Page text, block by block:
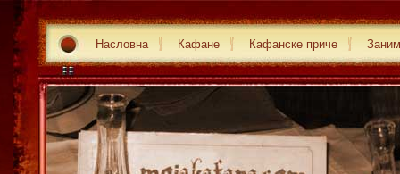
Насловна Кафане Кафанске приче